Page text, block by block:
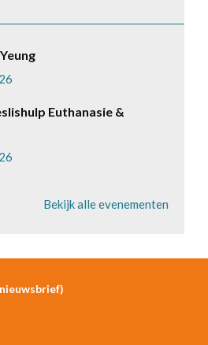
Euthanasie &
Bekijk alle evenementen